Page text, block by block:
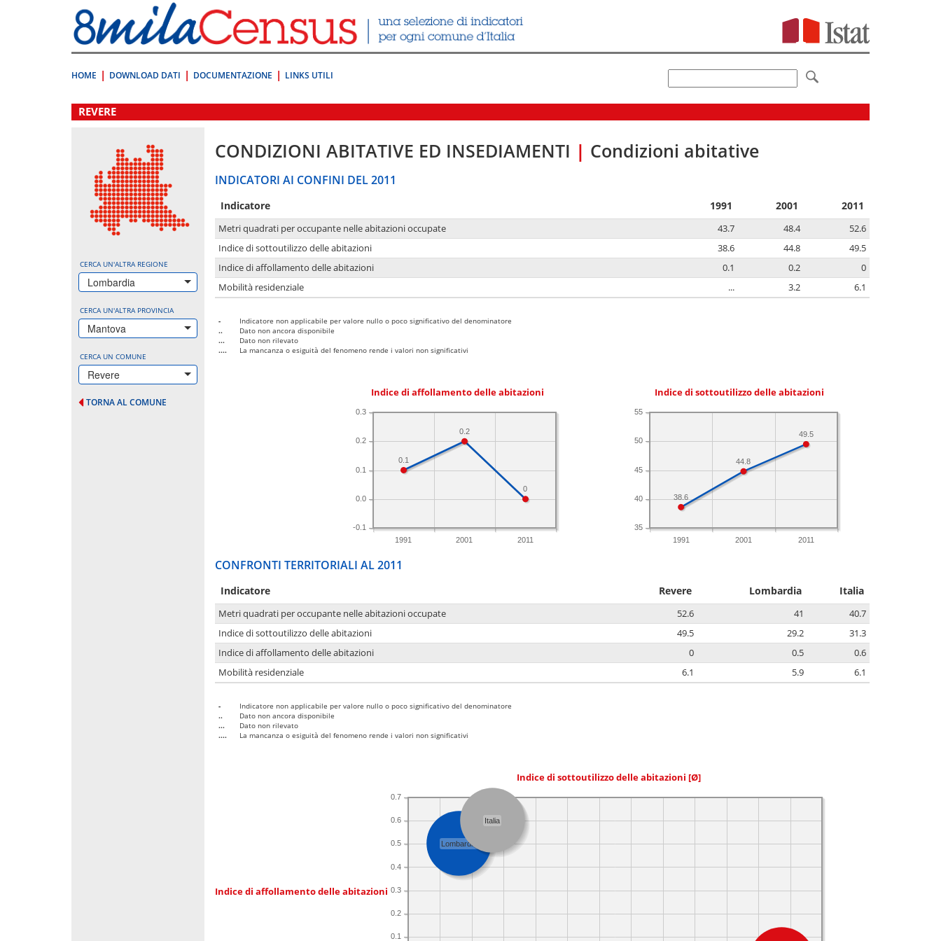
direttamente
a:
Contenuto
HOME DOWNLOAD DATI DOCUMENTAZIONE LINKS UTILI
.
REVERE
CERCA UN'ALTRA REGIONE
Lombardia
CERCA UN'ALTRA PROVINCIA
Mantova
CERCA UN COMUNE
Revere
TORNA AL COMUNE
CONDIZIONI ABITATIVE ED INSEDIAMENTI | Condizioni abitative
INDICATORI AI CONFINI DEL 2011
Indicatore 1991 2001 2011
Metri quadrati per occupante nelle abitazioni occupate 43.7 48.4
52.6
Indice di sottoutilizzo delle abitazioni
38.6 44.8
49.5
Indice di affollamento delle abitazioni
0.1 0.2
0
Mobilità residenziale
... 3.2 6.1
-
Indicatore non applicabile per valore nullo o poco significativo del denominatore
..
Dato non ancora disponibile
...
Dato non rilevato
....
La mancanza o esiguità del fenomeno rende i valori non significativi
Indice di affollamento delle abitazioni
1991 2001 2011
-0.1
0.0
0.1
0.2
0.3
0
0.2
0.1
Indice di sottoutilizzo delle abitazioni
1991 2001 2011
35
40
45
50
55
49.5
44.8
38.6
CONFRONTI TERRITORIALI AL 2011
Indicatore Revere Lombardia Italia
Metri quadrati per occupante nelle abitazioni occupate 52.6 41
40.7
Indice di sottoutilizzo delle abitazioni
49.5 29.2
31.3
Indice di affollamento delle abitazioni
0 0.5
0.6
Mobilità residenziale
6.1 5.9 6.1
-
Indicatore non applicabile per valore nullo o poco significativo del denominatore
..
Dato non ancora disponibile
...
Dato non rilevato
....
La mancanza o esiguità del fenomeno rende i valori non significativi
Indice di sottoutilizzo delle abitazioni [Ø]
Indice di affollamento delle abitazioni
0.1
0.2
0.3
0.4
0.5
0.6
0.7
Lombardia
Italia